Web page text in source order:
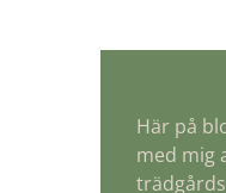
Här på
med mig